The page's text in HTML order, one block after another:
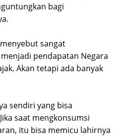
bagi
sangat
pendapatan Negara
Akan tetapi ada banyak
sendiri yang bisa
saat mengkonsumsi
itu bisa memicu lahirnya